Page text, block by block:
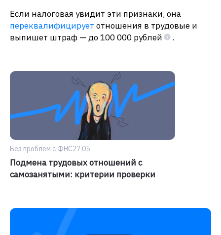
Если налоговая увидит эти признаки, она
переквалифицирует отношения в трудовые и
выпишет штраф — до 100 000 рублей
.
Без проблем с ФНС27.05
Подмена трудовых отношений с
самозанятыми: критерии проверки